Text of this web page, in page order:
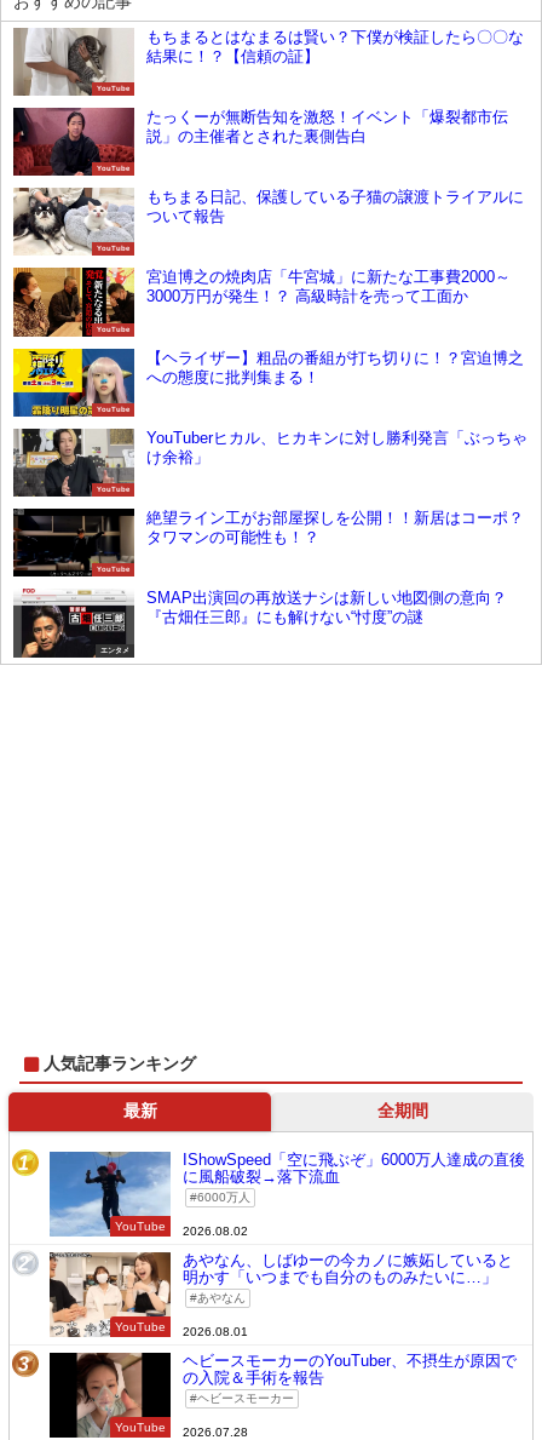
YouTube
もちまるとはなまるは賢い？下僕が検証したら〇〇な
結果に！？【信頼の証】
YouTube
たっくーが無断告知を激怒！イベント「爆裂都市伝
説」の主催者とされた裏側告白
YouTube
もちまる日記、保護している子猫の譲渡トライアルに
ついて報告
YouTube
宮迫博之の焼肉店「牛宮城」に新たな工事費2000～
3000万円が発生！？ 高級時計を売って工面か
YouTube
【ヘライザー】粗品の番組が打ち切りに！？宮迫博之
への態度に批判集まる！
YouTube
YouTuberヒカル、ヒカキンに対し勝利発言「ぶっちゃ
け余裕」
YouTube
絶望ライン工がお部屋探しを公開！！新居はコーポ？
タワマンの可能性も！？
エンタメ
SMAP出演回の再放送ナシは新しい地図側の意向？
『古畑任三郎』にも解けない“忖度”の謎
人気記事ランキング
最新 全期間
1
YouTube
IShowSpeed「空に飛ぶぞ」6000万人達成の直後
に風船破裂→落下流血
6000万人
2026.08.02
2
YouTube
あやなん、しばゆーの今カノに嫉妬していると
明かす「いつまでも自分のものみたいに…」
あやなん
2026.08.01
3
YouTube
ヘビースモーカーのYouTuber、不摂生が原因で
の入院＆手術を報告
ヘビースモーカー
2026.07.28